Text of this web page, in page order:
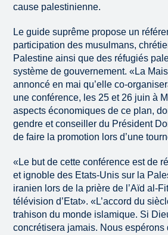
cause palestinienne.
Le guide suprême propose un
participation des musulmans,
Palestine ainsi que des réfugiés
système de gouvernement. «La
annoncé en mai qu’elle co-
une conférence, les 25 et 26 juin à
aspects économiques de ce plan,
gendre et conseiller du Président
de faire la promotion lors d’une
«Le but de cette conférence est de
et ignoble des Etats-Unis sur la
iranien lors de la prière de l’Aïd al-
télévision d’Etat». «L’accord du
trahison du monde islamique. Si
concrétisera jamais. Nous espérons